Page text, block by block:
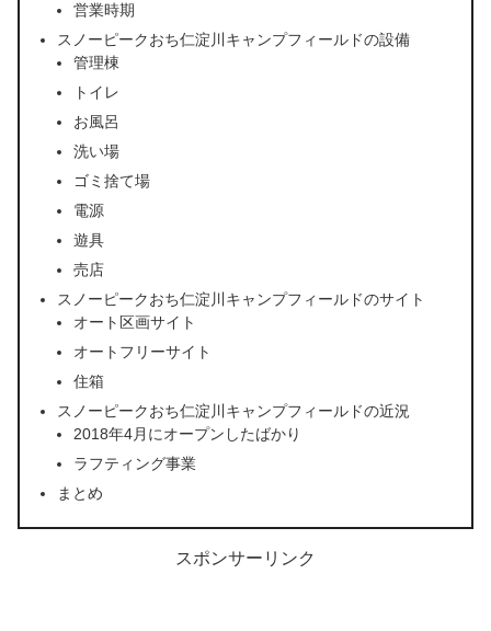
営業時期
スノーピークおち仁淀川キャンプフィールドの設備
管理棟
トイレ
お風呂
洗い場
ゴミ捨て場
電源
遊具
売店
スノーピークおち仁淀川キャンプフィールドのサイト
オート区画サイト
オートフリーサイト
住箱
スノーピークおち仁淀川キャンプフィールドの近況
2018年4月にオープンしたばかり
ラフティング事業
まとめ
スポンサーリンク